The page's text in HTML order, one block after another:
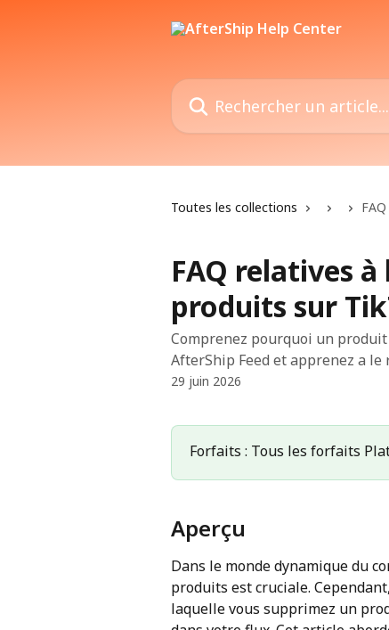
Rechercher un article...
Toutes les collections
FAQ relatives
produits sur
Comprenez pourquoi un
AfterShip Feed et apprenez a
29 juin 2026
Forfaits : Tous les forfaits
Aperçu
Dans le monde dynamique du
produits est cruciale.
laquelle vous supprimez un